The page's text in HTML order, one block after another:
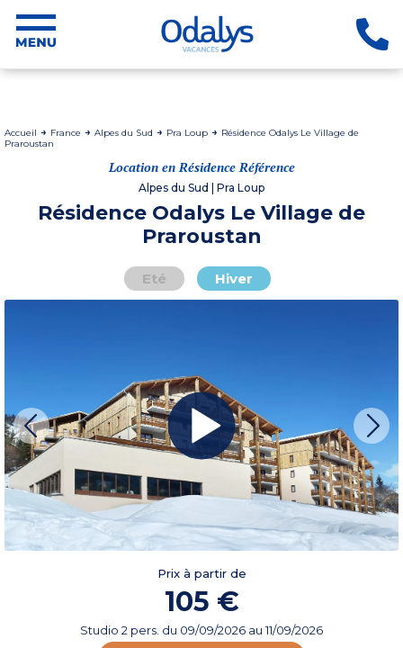
Accueil France Alpes du Sud Pra Loup
Résidence Odalys Le Village de
Praroustan
Location en Résidence Référence
Alpes du Sud | Pra Loup
Résidence Odalys Le Village de
Praroustan
Eté Hiver
Prix à partir de
105 €
Studio 2 pers. du 09/09/2026 au 11/09/2026